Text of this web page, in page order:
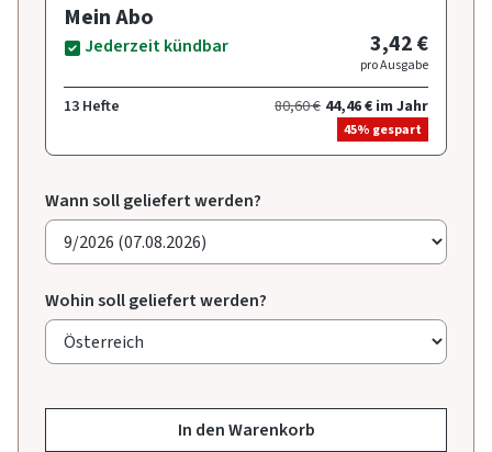
Mein Abo
Jederzeit kündbar 3,42 €
pro Ausgabe
13 Hefte 80,60 € 44,46 € im Jahr
45% gespart
Wann soll geliefert werden?
Wohin soll geliefert werden?
In den Warenkorb